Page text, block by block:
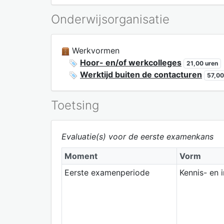
Onderwijsorganisatie
Werkvormen
Hoor- en/of werkcolleges
21,00 uren
Werktijd buiten de contacturen
Toetsing
Evaluatie(s) voor de eerste examenkans
Moment
Vorm
Eerste examenperiode
Kennis- en